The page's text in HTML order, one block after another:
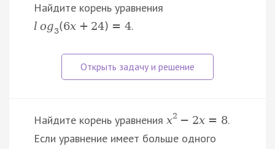
Найдите корень уравнения
l og3(6x + 24) = 4.
Найдите корень уравнения x2 − 2x = 8.
Если уравнение имеет больше одного